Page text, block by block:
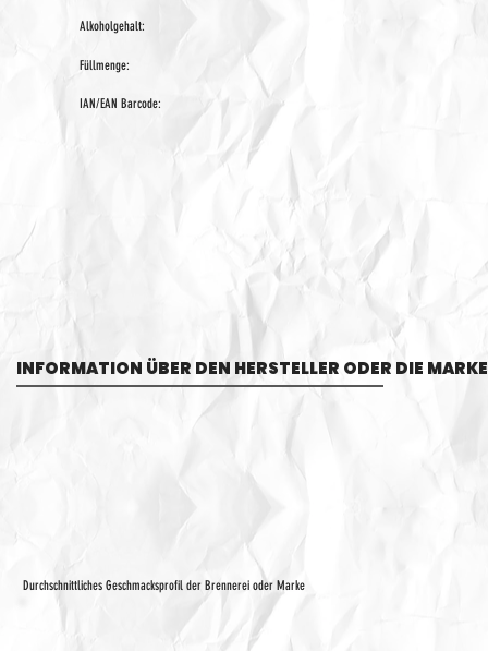
Durchschnittliches Geschmacksprofil der Brennerei oder Marke
Alkoholgehalt:
Füllmenge:
IAN/EAN Barcode:
INFORMATION ÜBER DEN HERSTELLER ODER DIE MARKE